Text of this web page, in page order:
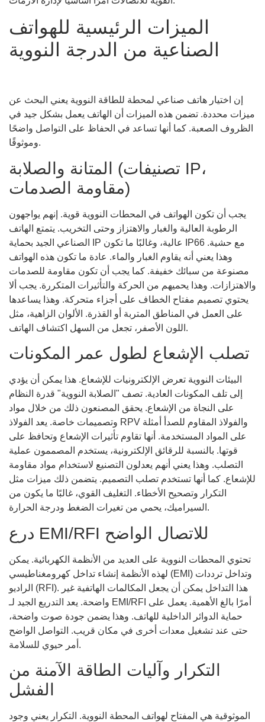
الميزات الرئيسية للهواتف
الصناعية من الدرجة النووية
إن اختيار هاتف صناعي لمحطة للطاقة النووية يعني البحث عن
ميزات محددة. تضمن هذه الميزات أن الهاتف يعمل بشكل جيد في
الظروف الصعبة. كما أنها تساعد في الحفاظ على التواصل واضحًا
وموثوقًا.
المتانة والصلابة (تصنيفات IP،
مقاومة الصدمات)
يجب أن تكون الهواتف في المحطات النووية قوية. إنهم يواجهون
الرطوبة العالية والغبار والاهتزاز وحتى التخريب. يتمتع الهاتف
الصناعي الجيد بحماية IP عالية، وغالبًا ما تكون IP66 مع حشية.
وهذا يعني أنه يقاوم الغبار والماء. عادة ما تكون هذه الهواتف
مصنوعة من سبائك خفيفة. كما يجب أن تكون مقاومة للصدمات
والاهتزازات. وهذا يحميهم من الحركة والتأثيرات المتكررة. يجب ألا
يحتوي تصميم مفتاح الخطاف على أجزاء متحركة. وهذا يساعدها
على العمل في المناطق المتربة أو القذرة. الألوان الزاهية، مثل
اللون الأصفر، تجعل من السهل اكتشاف الهاتف.
تصلب الإشعاع لطول عمر المكونات
البيئات النووية تعرض الإلكترونيات للإشعاع. هذا يمكن أن يؤدي
إلى تلف المكونات العادية. تصف "الصلابة النووية" قدرة النظام
على النجاة من الإشعاع. يحقق المصنعون ذلك من خلال مواد
وتصميمات خاصة. يعد الفولاذ RPV والفولاذ المقاوم للصدأ أمثلة
على المواد المستخدمة. أنها تقاوم تأثيرات الإشعاع وتحافظ على
قوتها. بالنسبة للرقائق الإلكترونية، يستخدم المصممون عملية
التصلب. وهذا يعني أنهم يعدلون التصنيع لاستخدام مواد مقاومة
للإشعاع. كما أنها تستخدم تصلب التصميم. يتضمن ذلك ميزات مثل
التكرار وتصحيح الأخطاء. التغليف القوي، غالبًا ما يكون من
السيراميك، يحمي من تغيرات الضغط ودرجة الحرارة.
تحتوي المحطات النووية على العديد من الأنظمة الكهربائية. يمكن
لهذه الأنظمة إنشاء تداخل كهرومغناطيسي (EMI) وتداخل ترددات
الراديو (RFI). هذا التداخل يمكن أن يجعل المكالمات الهاتفية غير
واضحة. يعد التدريع الجيد لـ EMI/RFI أمرًا بالغ الأهمية. يعمل على
حماية الدوائر الداخلية للهاتف. وهذا يضمن جودة صوت واضحة،
حتى عند تشغيل معدات أخرى في مكان قريب. التواصل الواضح
أمر حيوي للسلامة.
التكرار وآليات الطاقة الآمنة من
الفشل
الموثوقية هي المفتاح لهواتف المحطة النووية. التكرار يعني وجود